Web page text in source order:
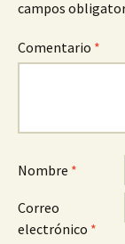
campos
Comentario *
Nombre *
Correo
electrónico *